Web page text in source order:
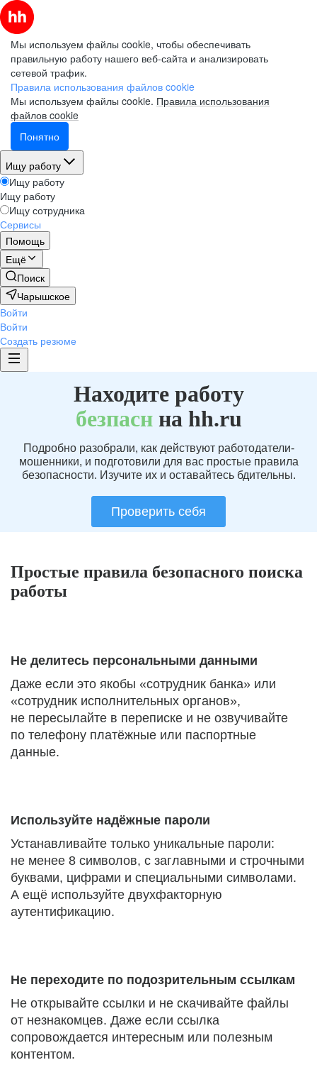
Мы используем файлы cookie, чтобы обеспечивать
правильную работу нашего веб-сайта и анализировать
сетевой трафик.
Правила использования файлов cookie
Мы используем файлы cookie. Правила использования
файлов cookie
Понятно
Ищу работу
Ищу работу
Ищу работу
Ищу сотрудника
Сервисы
Помощь
Ещё
Поиск
Чарышское
Войти
Войти
Создать резюме
Находите работу
безпаснна hh.ru
Подробно разобрали, как действуют работодатели-
мошенники, и подготовили для вас простые правила
безопасности. Изучите их и оставайтесь бдительны.
Проверить себя
Простые правила безопасного поиска
работы
Не делитесь персональными данными
Даже если это якобы «сотрудник банка» или
«сотрудник исполнительных органов»,
не пересылайте в переписке и не озвучивайте
по телефону платёжные или паспортные
данные.
Используйте надёжные пароли
Устанавливайте только уникальные пароли:
не менее 8 символов, с заглавными и строчными
буквами, цифрами и специальными символами.
А ещё используйте двухфакторную
аутентификацию.
Не переходите по подозрительным ссылкам
Не открывайте ссылки и не скачивайте файлы
от незнакомцев. Даже если ссылка
сопровождается интересным или полезным
контентом.